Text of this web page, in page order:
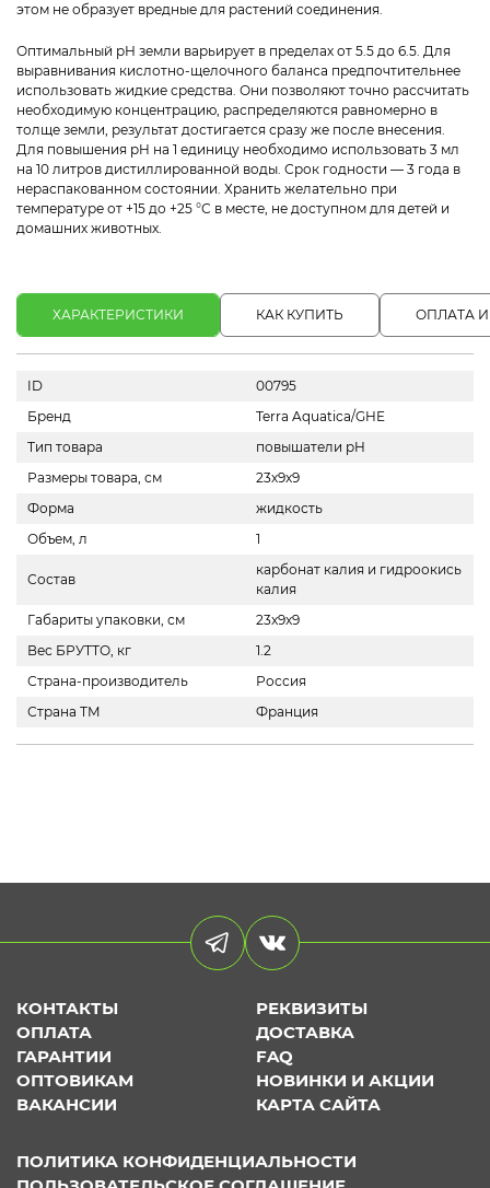
этом не образует вредные для растений соединения.
Оптимальный рН земли варьирует в пределах от 5.5 до 6.5. Для
выравнивания кислотно-щелочного баланса предпочтительнее
использовать жидкие средства. Они позволяют точно рассчитать
необходимую концентрацию, распределяются равномерно в
толще земли, результат достигается сразу же после внесения.
Для повышения pH на 1 единицу необходимо использовать 3 мл
на 10 литров дистиллированной воды. Срок годности — 3 года в
нераспакованном состоянии. Хранить желательно при
температуре от +15 до +25 °С в месте, не доступном для детей и
домашних животных.
ХАРАКТЕРИСТИКИ КАК КУПИТЬ ОПЛАТА
ID
00795
Бренд
Terra Aquatica/GHE
Тип товара
повышатели pH
Размеры товара, см
23х9х9
Форма
жидкость
Объем, л
1
Состав
карбонат калия и гидроокись
калия
Габариты упаковки, см
23x9x9
Вес БРУТТО, кг
1.2
Страна-производитель
Россия
Страна ТМ
Франция
КОНТАКТЫ
РЕКВИЗИТЫ
ОПЛАТА
ДОСТАВКА
ГАРАНТИИ
FAQ
ОПТОВИКАМ
НОВИНКИ И АКЦИИ
ВАКАНСИИ
КАРТА САЙТА
ПОЛИТИКА КОНФИДЕНЦИАЛЬНОСТИ